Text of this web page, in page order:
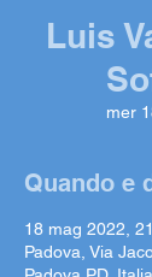
Luis
mer
Quando e
18 mag 2022,
Padova, Via